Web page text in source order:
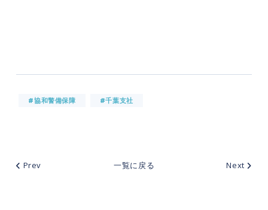
#協和警備保障 #千葉支社
Prev 一覧に戻る Next